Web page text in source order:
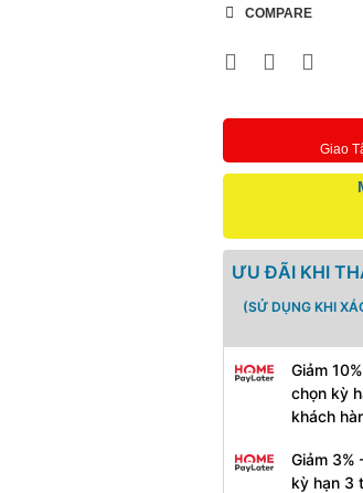
COMPARE
Giao
ƯU ĐÃI KHI
(SỬ DỤNG KHI
Giảm
chọn kỳ
khách
Giảm 3%
kỳ hạn 3